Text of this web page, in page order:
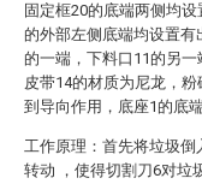
固定框20的底端两侧均
的外部左侧底端均设置
的一端，下料口11的另
皮带14的材质为尼龙，
到导向作用，底座1的底
工作原理：首先将垃圾
转动 ，使得切割刀6对垃